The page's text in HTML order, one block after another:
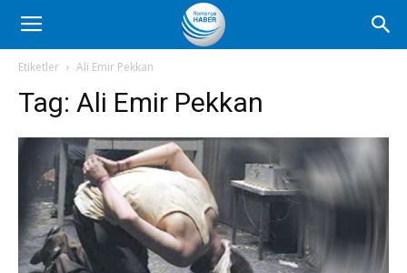
Romanya
Haber
Etiketler Ali Emir Pekkan
Tag: Ali Emir Pekkan